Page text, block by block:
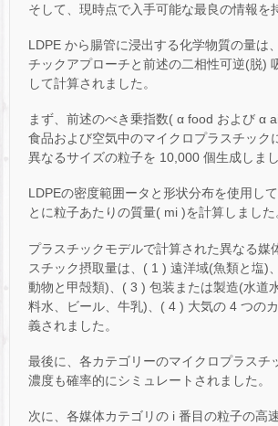
そして、現時点で入手可能な最良の情報を
LDPE から腸管に浸出する化学物質の量は
チックアプローチと前述の二相性可逆(脱)
して計算されました。
まず、前述のべき乗指数( α food および α
食品および空気中のマイクロプラスチック
異なるサイズの粒子を 10,000 個生成しまし
LDPEの密度範囲ータと形状分布を使用し
とに粒子あたりの質量( mi )を計算しました
プラスチックモデルで計算された異なる媒
スチック摂取量は、( 1 ) 遠洋域(魚類と塩)
動物と甲殻類)、( 3 ) 包装または製造(水道
料水、ビール、牛乳)、( 4 ) 大気の 4 つの
義されました。
最後に、各カテゴリーのマイクロプラスチ
濃度も確率的にシミュレートされました。
次に、各媒体カテゴリの i 番目の粒子の高